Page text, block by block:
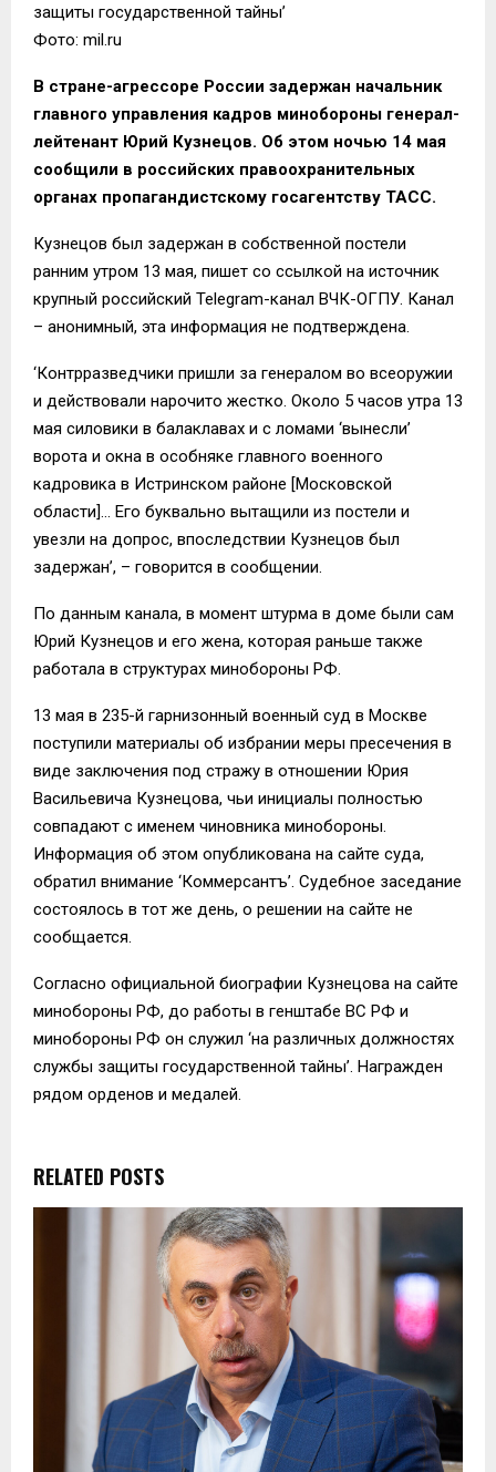
защиты государственной тайны’
Фото: mil.ru
В стране-агрессоре России задержан начальник
главного управления кадров минобороны генерал-
лейтенант Юрий Кузнецов. Об этом ночью 14 мая
сообщили в российских правоохранительных
органах пропагандистскому госагентству ТАСС.
Кузнецов был задержан в собственной постели
ранним утром 13 мая, пишет со ссылкой на источник
крупный российский Telegram-канал ВЧК-ОГПУ. Канал
– анонимный, эта информация не подтверждена.
‘Контрразведчики пришли за генералом во всеоружии
и действовали нарочито жестко. Около 5 часов утра 13
мая силовики в балаклавах и с ломами ‘вынесли’
ворота и окна в особняке главного военного
кадровика в Истринском районе [Московской
области]… Его буквально вытащили из постели и
увезли на допрос, впоследствии Кузнецов был
задержан’, – говорится в сообщении.
По данным канала, в момент штурма в доме были сам
Юрий Кузнецов и его жена, которая раньше также
работала в структурах минобороны РФ.
13 мая в 235-й гарнизонный военный суд в Москве
поступили материалы об избрании меры пресечения в
виде заключения под стражу в отношении Юрия
Васильевича Кузнецова, чьи инициалы полностью
совпадают с именем чиновника минобороны.
Информация об этом опубликована на сайте суда,
обратил внимание ‘Коммерсантъ’. Судебное заседание
состоялось в тот же день, о решении на сайте не
сообщается.
Согласно официальной биографии Кузнецова на сайте
минобороны РФ, до работы в генштабе ВС РФ и
минобороны РФ он служил ‘на различных должностях
службы защиты государственной тайны’. Награжден
рядом орденов и медалей.
RELATED POSTS